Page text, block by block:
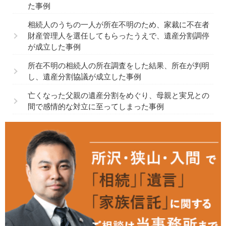
た事例
相続人のうちの一人が所在不明のため、家裁に不在者
財産管理人を選任してもらったうえで、遺産分割調停
が成立した事例
所在不明の相続人の所在調査をした結果、所在が判明
し、遺産分割協議が成立した事例
亡くなった父親の遺産分割をめぐり、母親と実兄との
間で感情的な対立に至ってしまった事例